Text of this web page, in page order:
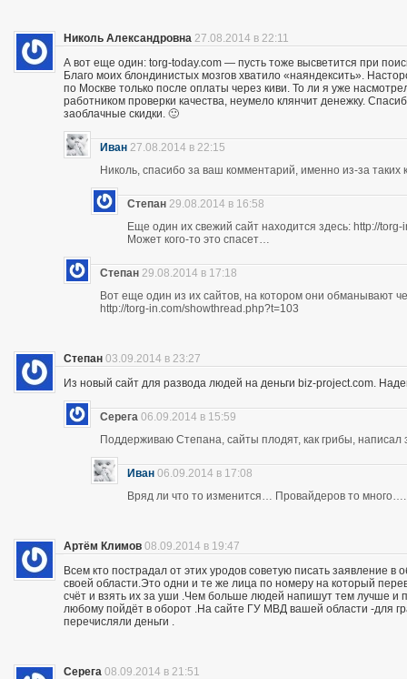
Николь Александровна 27.08.2014 в 22:11
А вот еще один: torg-today.com — пусть тоже высветится при
Благо моих блондинистых мозгов хватило «наяндексить».
по Москве только после оплаты через киви. То ли я уже
работником проверки качества, неумело клянчит денежку.
заоблачные скидки. 🙂
Иван 27.08.2014 в 22:15
Николь, спасибо за ваш комментарий, именно из-за
Степан 29.08.2014 в 16:58
Еще один их свежий сайт находится здесь: http://
Может кого-то это спасет…
Степан 29.08.2014 в 17:18
Вот еще один из их сайтов, на котором они обманывают
http://torg-in.com/showthread.php?t=103
Степан 03.09.2014 в 23:27
Из новый сайт для развода людей на деньги biz-project.com.
Серега 06.09.2014 в 15:59
Поддерживаю Степана, сайты плодят, как грибы,
Иван 06.09.2014 в 17:08
Вряд ли что то изменится… Провайдеров то много….
Артём Климов 08.09.2014 в 19:47
Всем кто пострадал от этих уродов советую писать заявление
своей области.Это одни и те же лица по номеру на который
счёт и взять их за уши .Чем больше людей напишут тем лучше и
любому пойдёт в оборот .На сайте ГУ МВД вашей области -для
перечисляли деньги .
Серега 08.09.2014 в 21:51